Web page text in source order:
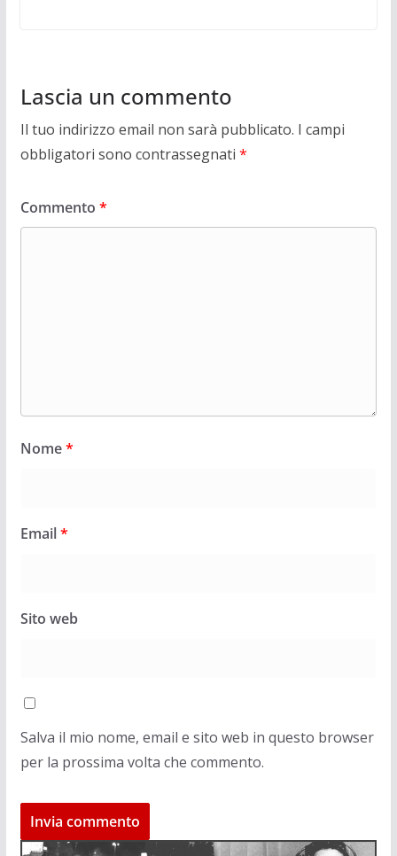
Lascia un commento
Il tuo indirizzo email non sarà pubblicato. I campi
obbligatori sono contrassegnati *
Commento *
Nome*
Email*
Sito web
Salva il mio nome, email e sito web in questo browser
per la prossima volta che commento.